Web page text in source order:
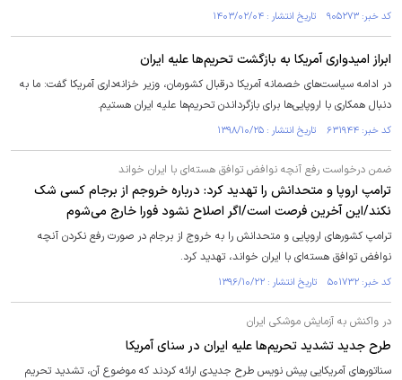
کد خبر: ۹۰۵۲۷۳ تاریخ انتشار : ۱۴۰۳/۰۲/۰۴
ابراز امیدواری آمریکا به بازگشت تحریم‌ها علیه ایران
در ادامه سیاست‌های خصمانه آمریکا درقبال کشورمان، وزیر خزانه‌داری آمریکا گفت: ما به
دنبال همکاری با اروپایی‌ها برای بازگرداندن تحریم‌ها علیه ایران هستیم.
کد خبر: ۶۳۱۹۴۴ تاریخ انتشار : ۱۳۹۸/۱۰/۲۵
ضمن درخواست رفع آنچه نوافض توافق هسته‌ای با ایران خواند
ترامپ اروپا و متحدانش را تهدید کرد: درباره خروجم از برجام کسی شک
نکند/این آخرین فرصت است/اگر اصلاح نشود فورا خارج می‌شوم
ترامپ کشورهای اروپایی و متحدانش را به خروج از برجام در صورت رفع نکردن آنچه
نوافض توافق هسته‌ای با ایران خواند، تهدید کرد.
کد خبر: ۵۰۱۷۳۲ تاریخ انتشار : ۱۳۹۶/۱۰/۲۲
در واکنش به آزمایش موشکی ایران
طرح جدید تشدید تحریم‌ها علیه ایران در سنای آمریکا
سناتورهای آمریکایی پیش نویس طرح جدیدی ارائه کردند که موضوع آن، تشدید تحریم